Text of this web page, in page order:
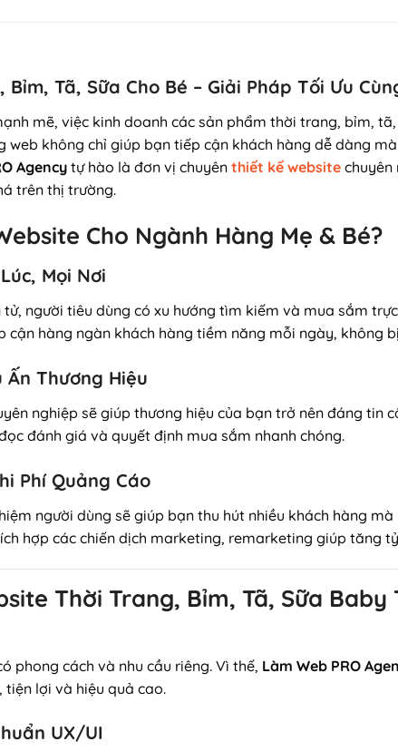
Tã, Sữa Cho Bé – Giải Pháp Tối Ưu
mẽ, việc kinh doanh các sản phẩm thời trang, bỉm,
web không chỉ giúp bạn tiếp cận khách hàng dễ dàng
Agency tự hào là đơn vị chuyên thiết kế website chuyên
trên thị trường.
Cho Ngành Hàng Mẹ & Bé?
Mọi Nơi
người tiêu dùng có xu hướng tìm kiếm và mua sắm
cận hàng ngàn khách hàng tiềm năng mỗi ngày, không
Thương Hiệu
nghiệp sẽ giúp thương hiệu của bạn trở nên đáng tin
đánh giá và quyết định mua sắm nhanh chóng.
Phí Quảng Cáo
người dùng sẽ giúp bạn thu hút nhiều khách hàng
hợp các chiến dịch marketing, remarketing giúp tăng
Thời Trang, Bỉm, Tã, Sữa Baby
phong cách và nhu cầu riêng. Vì thế, Làm Web PRO
lợi và hiệu quả cao.
UX/UI